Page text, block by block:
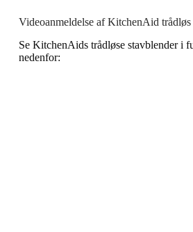
Videoanmeldelse af KitchenAid trådløs
Se KitchenAids trådløse stavblender i
nedenfor: